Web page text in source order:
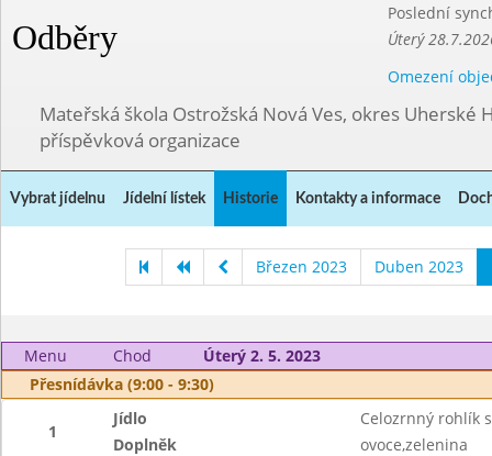
Odběry
Poslední
Úterý
Omezení
Mateřská škola Ostrožská Nová Ves, okres Uherské
příspěvková organizace
Vybrat jídelnu Jídelní lístek Historie Kontakty a informace
Březen 2023 Duben 2023
Menu Chod
Úterý 2. 5. 2023
Přesnídávka (9:00 - 9:30)
1
Jídlo
Celozrnný rohlík
Doplněk
ovoce,zelenina